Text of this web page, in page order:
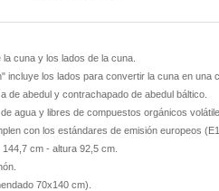
cuna y los lados de la cuna.
incluye los lados para convertir la cuna en una
de abedul y contrachapado de abedul báltico.
agua y libres de compuestos orgánicos
con los estándares de emisión europeos
cm - altura 92,5 cm.
70x140 cm).